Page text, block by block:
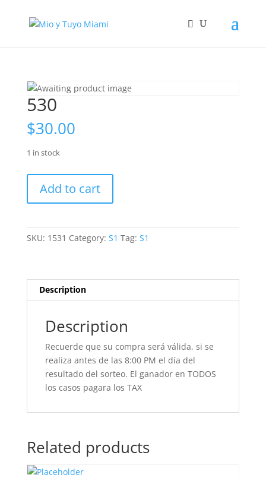
530
$30.00
1 in stock
quantity
Add to cart
SKU: 1531 Category: S1 Tag: S1
Description
Description
Recuerde que su compra será válida, si se
realiza antes de las 8:00 PM el día del
resultado del sorteo. El ganador en TODOS
los casos pagara los TAX
Related products